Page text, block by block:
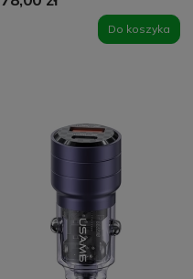
x USB-C 36 W
Czarna - BlackDo koszyka